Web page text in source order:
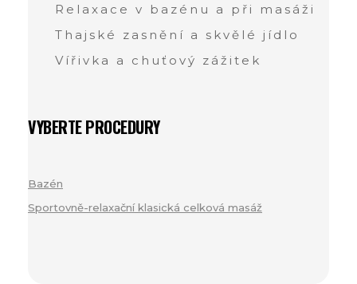
Relaxace v bazénu a při masáži
Thajské zasnění a skvělé jídlo
Vířivka a chuťový zážitek
VYBERTE PROCEDURY
Bazén
Sportovně-relaxační klasická celková masáž